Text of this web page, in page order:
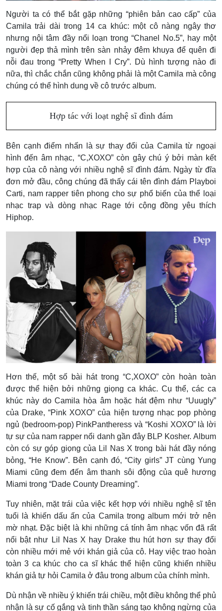
Người ta có thể bắt gặp những “phiên bản cao cấp” của
Camila trải dài trong 14 ca khúc: một cô nàng ngây thơ
nhưng nội tâm đầy nổi loạn trong “Chanel No.5”, hay một
người đẹp thả mình trên sàn nhảy đêm khuya để quên đi
nỗi đau trong “Pretty When I Cry”. Dù hình tượng nào đi
nữa, thì chắc chắn cũng không phải là một Camila mà công
chúng có thể hình dung về cô trước album.
Hợp tác với loạt nghệ sĩ đình đám
Bên cạnh điểm nhấn là sự thay đổi của Camila từ ngoại
hình đến âm nhạc, “C,XOXO” còn gây chú ý bởi màn kết
hợp của cô nàng với nhiều nghệ sĩ đình đám. Ngày từ đĩa
đơn mở đầu, công chúng đã thấy cái tên đình đám Playboi
Carti, nam rapper tiên phong cho sự phổ biến của thể loại
nhạc trap và dòng nhạc Rage tới cộng đồng yêu thích
Hiphop.
Hơn thế, một số bài hát trong “C,XOXO” còn hoàn toàn
được thể hiện bởi những giọng ca khác. Cụ thể, các ca
khúc này do Camila hòa âm hoặc hát đệm như “Uuugly”
của Drake, “Pink XOXO” của hiện tượng nhạc pop phòng
ngủ (bedroom-pop) PinkPantheress và “Koshi XOXO” là lời
tự sự của nam rapper nổi danh gần đây BLP Kosher. Album
còn có sự góp giọng của Lil Nas X trong bài hát đầy nóng
bỏng, “He Know”. Bên cạnh đó, “City girls” JT cùng Yung
Miami cũng đem đến âm thanh sôi động của quê hương
Miami trong “Dade County Dreaming”.
Tuy nhiên, mặt trái của việc kết hợp với nhiều nghệ sĩ tên
tuổi là khiến dấu ấn của Camila trong album mới trở nên
mờ nhạt. Đặc biệt là khi những cá tính âm nhạc vốn đã rất
nổi bật như Lil Nas X hay Drake thu hút hơn sự thay đổi
còn nhiều mới mẻ với khán giả của cô. Hay việc trao hoàn
toàn 3 ca khúc cho ca sĩ khác thể hiện cũng khiến nhiều
khán giả tự hỏi Camila ở đâu trong album của chính mình.
Dù nhận về nhiều ý khiến trái chiều, một điều không thể phủ
nhận là sự cố gắng và tinh thần sáng tạo không ngừng của